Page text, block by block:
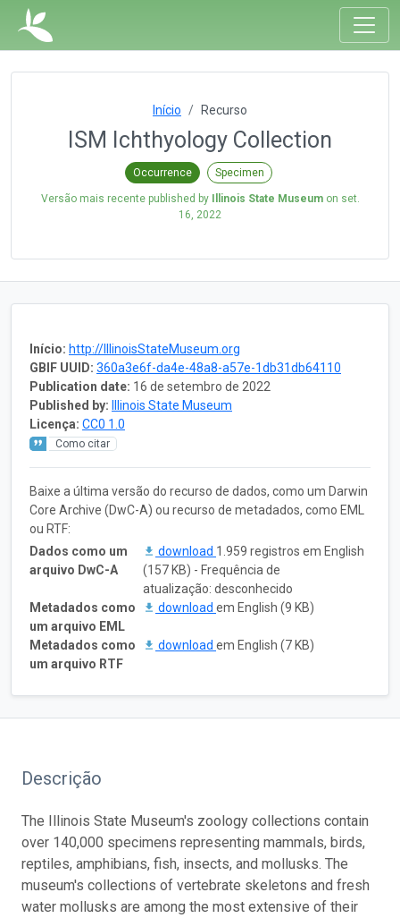
Início Recurso
ISM Ichthyology Collection
Occurrence Specimen
Versão mais recente published by Illinois State Museumon set.
16, 2022
Início: http://IllinoisStateMuseum.org
GBIF UUID: 360a3e6f-da4e-48a8-a57e-1db31db64110
Publication date: 16 de setembro de 2022
Published by:
Illinois State Museum
Licença: CC0 1.0
Como citar
Baixe a última versão do recurso de dados, como um Darwin
Core Archive (DwC-A) ou recurso de metadados, como EML
ou RTF:
Dados como um
arquivo DwC-A
download 1.959 registros em English
(157 KB) - Frequência de
atualização: desconhecido
Metadados como
um arquivo EML
download em English (9 KB)
Metadados como
um arquivo RTF
download em English (7 KB)
Descrição
The Illinois State Museum's zoology collections contain
over 140,000 specimens representing mammals, birds,
reptiles, amphibians, fish, insects, and mollusks. The
museum's collections of vertebrate skeletons and fresh
water mollusks are among the most extensive of their